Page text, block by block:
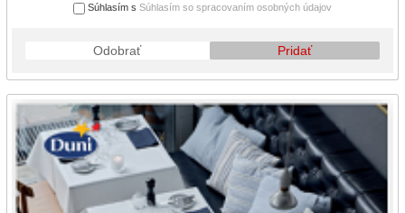
Súhlasím s Súhlasím so spracovaním osobných údajov
Odobrať Pridať